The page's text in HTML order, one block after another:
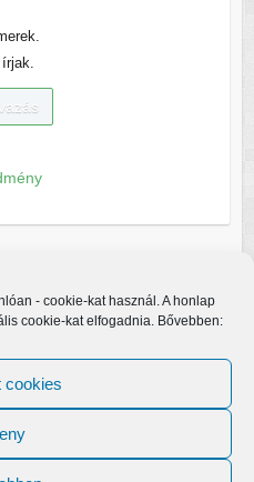
- cookie-kat használ. A honlap
cookie-kat elfogadnia. Bővebben:
cookies